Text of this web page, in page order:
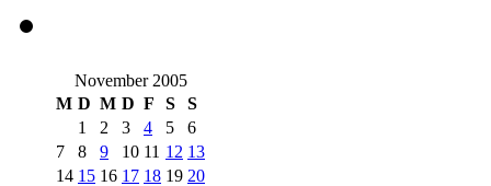
November 2005
M D M D F S S
1 2 3 4 5
6
7
8 9 10 11 12 13
14 15 16 17 18 19 20